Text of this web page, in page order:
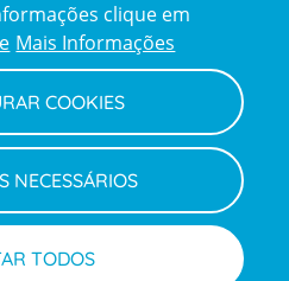
e Cookies
Termos e Condições
Acessibilidade
Informações legais
clique em
Mais Informações
COOKIES
NECESSÁRIOS
TODOS